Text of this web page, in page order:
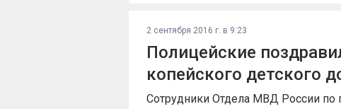
2 сентября 2016 г. в 9:23
Полицейские
копейского детского
Сотрудники Отдела МВД России по